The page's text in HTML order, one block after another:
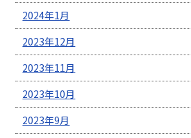
2024年1月
2023年12月
2023年11月
2023年10月
2023年9月